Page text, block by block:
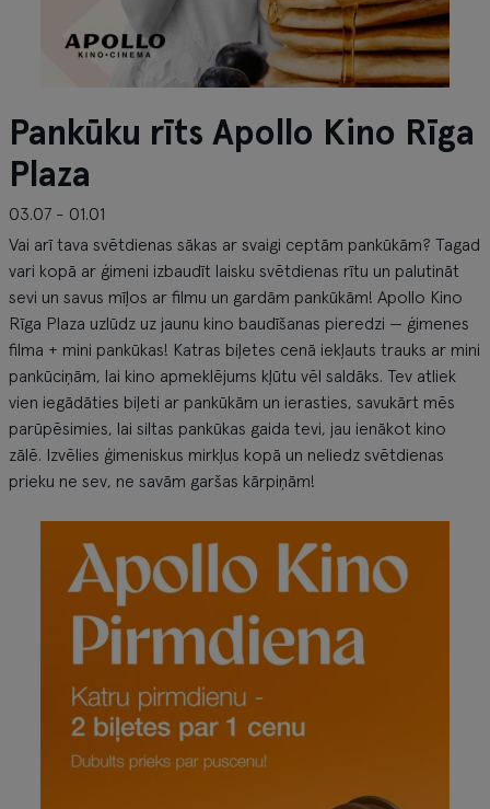
Pankūku rīts Apollo Kino Rīga
Plaza
03.07 - 01.01
Vai arī tava svētdienas sākas ar svaigi ceptām pankūkām? Tagad
vari kopā ar ģimeni izbaudīt laisku svētdienas rītu un palutināt
sevi un savus mīļos ar filmu un gardām pankūkām! Apollo Kino
Rīga Plaza uzlūdz uz jaunu kino baudīšanas pieredzi — ģimenes
filma + mini pankūkas! Katras biļetes cenā iekļauts trauks ar mini
pankūciņām, lai kino apmeklējums kļūtu vēl saldāks. Tev atliek
vien iegādāties biļeti ar pankūkām un ierasties, savukārt mēs
parūpēsimies, lai siltas pankūkas gaida tevi, jau ienākot kino
zālē. Izvēlies ģimeniskus mirkļus kopā un neliedz svētdienas
prieku ne sev, ne savām garšas kārpiņām!